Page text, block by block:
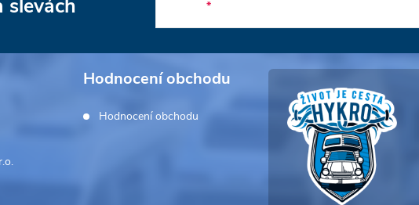
slevách
Hodnocení obchodu
Hodnocení obchodu